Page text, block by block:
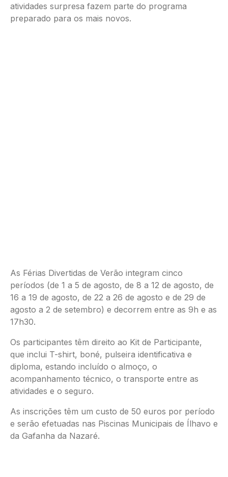
atividades surpresa fazem parte do programa
preparado para os mais novos.
As Férias Divertidas de Verão integram cinco
períodos (de 1 a 5 de agosto, de 8 a 12 de agosto, de
16 a 19 de agosto, de 22 a 26 de agosto e de 29 de
agosto a 2 de setembro) e decorrem entre as 9h e as
17h30.
Os participantes têm direito ao Kit de Participante,
que inclui T-shirt, boné, pulseira identificativa e
diploma, estando incluído o almoço, o
acompanhamento técnico, o transporte entre as
atividades e o seguro.
As inscrições têm um custo de 50 euros por período
e serão efetuadas nas Piscinas Municipais de Ílhavo e
da Gafanha da Nazaré.